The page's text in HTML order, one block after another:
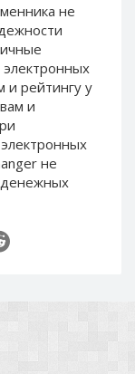
не
и рейтингу у
и
не
денежных
UAH
USD
RUB
EUR
USD
EUR
Binance USD
EUR
Piastrix RUB